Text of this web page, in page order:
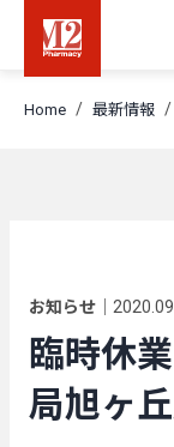
Home 最新情報
お知らせ
臨時休
局旭ヶ丘